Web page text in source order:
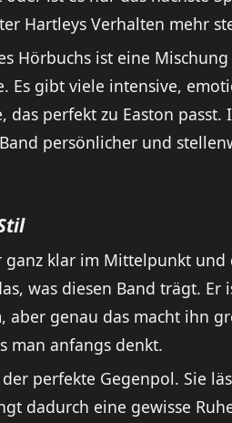
Hartleys Verhalten mehr
Hörbuchs ist eine
Es gibt viele intensive,
das perfekt zu Easton
persönlicher und
ganz klar im Mittelpunkt und
was diesen Band trägt.
aber genau das macht ihn
man anfangs denkt.
perfekte Gegenpol. Sie
dadurch eine gewisse